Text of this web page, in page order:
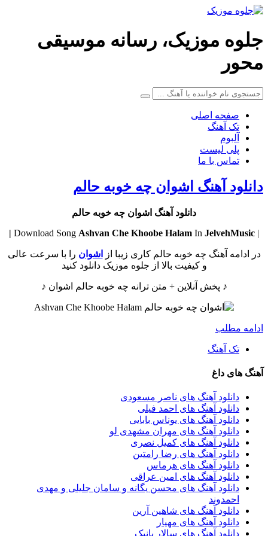
جلوه موزیک، رسانه موسیقی
محور
صفحه اصلی
تک آهنگ
آلبوم
پلی لیست
تماس با ما
دانلود آهنگ اشوان چه خوبه حالم
دانلود آهنگ اشوان چه خوبه حالم
| Download Song
Ashvan Che Khoobe Halam In JelvehMusic |
در ادامه آهنگ چه خوبه حالم کاری زیبا از اشوان را با سرعت عالی
و کیفیت بالا از جلوه موزیک دانلود کنید
♪ پخش آنلاین + متن ترانه چه خوبه حالم اشوان ♪
ادامه مطلب
تک آهنگ
آهنگ های داغ
دانلود آهنگ های ناصر مسعودی
دانلود آهنگ های احمد فیلی
دانلود آهنگ های یوناس بابایی
دانلود آهنگ های مهران مشهدی لو
دانلود آهنگ های کمیل نصری
دانلود آهنگ های رضا رامتین
دانلود آهنگ های هرماس
دانلود آهنگ های امین عراقی
دانلود آهنگ های محسن یگانه و سامان جلیلی و مهدی
احمدوند
دانلود آهنگ های شاهین آرین
دانلود آهنگ های مهیار
دانلود آهنگ های سالار پانیک